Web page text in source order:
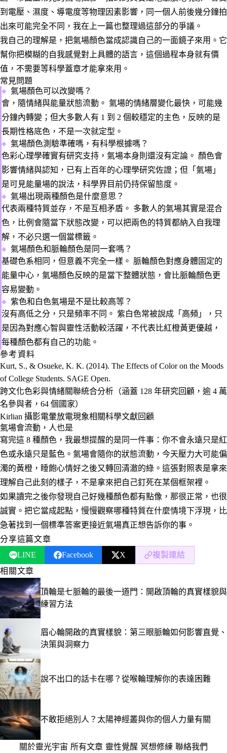
到電壓、濕度、導電度等物理因素影響，同一個人前後幾分鐘拍
出來可能完全不同，我在上一篇也整理過這部分的爭議。
我自己的理解是，把氣場顏色當成認識自己的一面鏡子來用。它
幫你把模糊的自我感覺對上具體的語言，這個過程本身就有價
值，不需要等科學蓋章才能拿來用。
常見問題
氣場顏色可以改變嗎？
會，隨情緒與能量狀態流動。 氣場的情緒層變化最快，可能幾
分鐘內轉變；但大多數人有 1 到 2 個較穩定的主色，反映的是
長期性格底色，不是一次就定型。
氣場顏色測驗準確嗎，有科學根據嗎？
色彩心理學確實有研究支持，氣場本身則還沒有定論。 顏色會
影響情緒與認知，已有上百年的心理學研究佐證；但「氣場」
是可見能量場的說法，科學界目前仍持保留態度。
氣場出現兩種顏色是什麼意思？
代表兩種特質並存，不是互相矛盾。 多數人的氣場其實是混合
色，比例會隨當下狀態改變，可以把兩色的特質都納入自我理
解，不必只選一個當標籤。
氣場顏色和脈輪顏色是同一套嗎？
基礎色系相同，但意義不完全一樣。 脈輪顏色對應身體固定的
能量中心，氣場顏色反映的是當下整體狀態，會比脈輪顏色更
容易變動。
紫色和白色氣場是不是比較高等？
沒有高低之分，只是頻率不同。 紫白色常被說成「高頻」，只
是因為對應心智與靈性活動較活躍，不代表比紅橙黃更優越，
每種顏色都有自己的功能。
參考資料
Kurt, S., & Osueke, K. K. (2014). The Effects of Color on the Moods
of College Students. SAGE Open.
跨文化色彩與情緒關聯統合分析（涵蓋 128 年研究回顧，逾 4 萬
名參與者，64 個國家）
Kirlian 攝影電暈放電現象相關科學文獻回顧
氣場會流動，人也是
寫完這 8 種顏色，我最想提醒的是同一件事：你不會永遠只是紅
色或永遠只是藍色。氣場會隨你的狀態流動，今天壓力大可能偏
濁的黃橙，睡飽心情好之後又轉回清澈的綠。這張對照表是拿來
理解自己此刻的樣子，不是拿來把自己釘死在某個框架裡。
如果讀完之後你發現自己好幾種顏色都有點像，那很正常，也很
誠實。把它當成起點，慢慢觀察哪種特質在什麼情境下浮現，比
急著找到一個標準答案更接近氣場真正想告訴你的事。
分享這篇文章
LINE
Facebook X
複製連結
相關文章
頂輪是七脈輪的最後一道門：開啟頂輪的真實樣貌與
練習方法
眉心輪開啟的真實樣貌：第三眼脈輪如何影響直覺、
決策與洞察力
說不出口的話卡在哪？從喉輪理解你的表達困難
不敢拒絕別人？太陽神經叢與你的個人力量有關
關於靈光宇宙 所有文章 靈性覺醒 冥想修練 聯絡我們